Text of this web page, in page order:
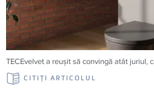
TECEvelvet a reușit să convingă atât juriul,
CITIŢI ARTICOLUL